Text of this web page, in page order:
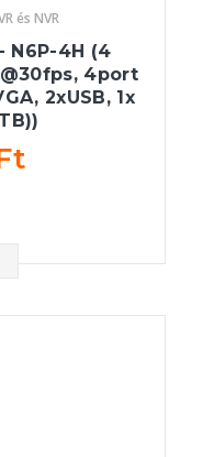
és NVR
N6P-4H (4
4port
2xUSB, 1x